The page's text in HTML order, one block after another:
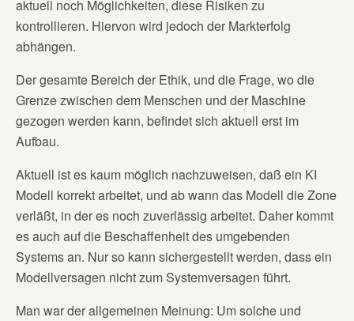
aktuell noch Möglichkeiten, diese Risiken zu
kontrollieren. Hiervon wird jedoch der Markterfolg
abhängen.
Der gesamte Bereich der Ethik, und die Frage, wo die
Grenze zwischen dem Menschen und der Maschine
gezogen werden kann, befindet sich aktuell erst im
Aufbau.
Aktuell ist es kaum möglich nachzuweisen, daß ein KI
Modell korrekt arbeitet, und ab wann das Modell die Zone
verläßt, in der es noch zuverlässig arbeitet. Daher kommt
es auch auf die Beschaffenheit des umgebenden
Systems an. Nur so kann sichergestellt werden, dass ein
Modellversagen nicht zum Systemversagen führt.
Man war der allgemeinen Meinung: Um solche und